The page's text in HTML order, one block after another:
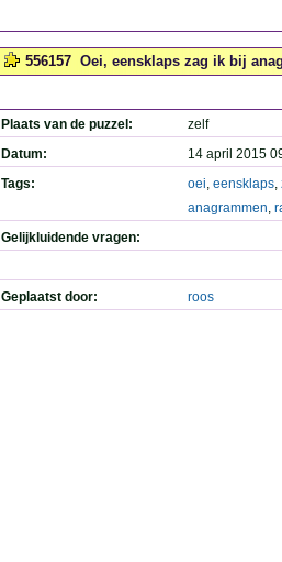
556157 Oei, eensklaps zag ik bij
Plaats van de puzzel:
zelf
Datum:
14 april 2015
Tags:
oei, eensklaps,
anagrammen,
Gelijkluidende vragen:
Geplaatst door: roos